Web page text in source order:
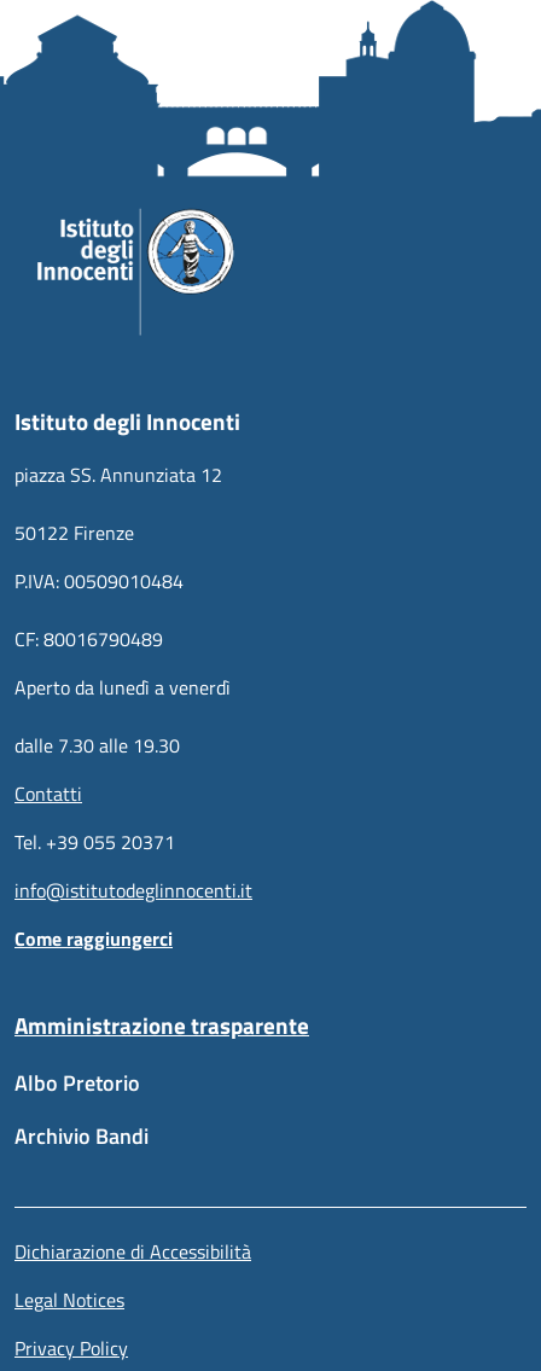
Istituto degli Innocenti
piazza SS. Annunziata 12
50122 Firenze
P.IVA: 00509010484
CF: 80016790489
Aperto da lunedì a venerdì
dalle 7.30 alle 19.30
Contatti
Tel. +39 055 20371
info@istitutodeglinnocenti.it
Come raggiungerci
Amministrazione trasparente
Albo Pretorio
Archivio Bandi
Sezione link utili
Dichiarazione di Accessibilità
Legal Notices
Privacy Policy